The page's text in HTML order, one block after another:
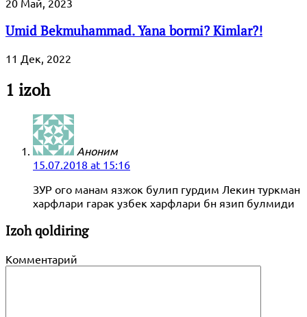
20 Май, 2023
Umid Bekmuhammad. Yana bormi? Kimlar?!
11 Дек, 2022
1 izoh
Аноним
15.07.2018 at 15:16
ЗУР ого манам язжок булип гурдим Лекин туркман
харфлари гарак узбек харфлари бн язип булмиди
Izoh qoldiring
Комментарий